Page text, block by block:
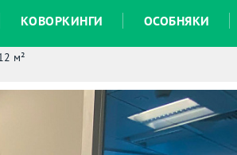
КОВОРКИНГИ ОСОБНЯКИ
м²